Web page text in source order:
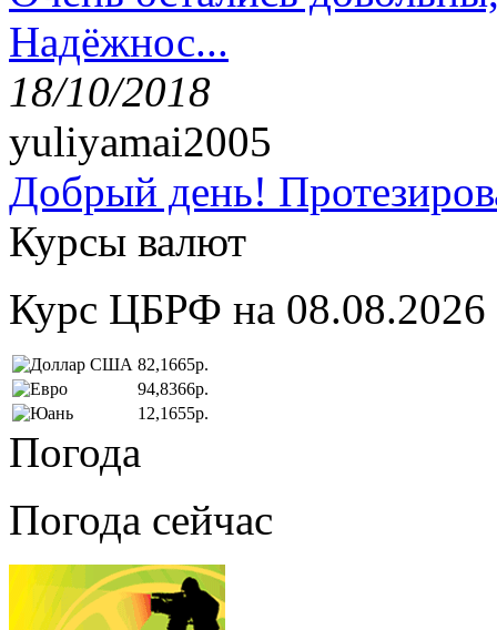
Надёжнос...
18/10/2018
yuliyamai2005
Добрый день!
Курсы валют
Курс ЦБРФ на 08.08.2026
82,1665р.
94,8366р.
12,1655р.
Погода
Погода сейчас